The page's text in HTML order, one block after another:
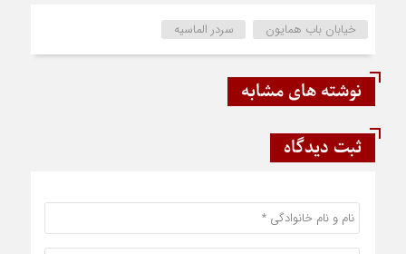
خیابان باب همایون سردر الماسیه
نوشته های مشابه
ثبت دیدگاه